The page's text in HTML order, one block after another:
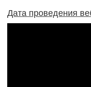
Дата проведения